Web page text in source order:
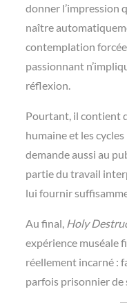
donner l’impression
naître
contemplation
passionnant
réflexion.
Pourtant, il contient
humaine et les
demande aussi au
partie du travail
lui fournir
Au final, Holy
expérience muséale
réellement incarné :
parfois prisonnier de